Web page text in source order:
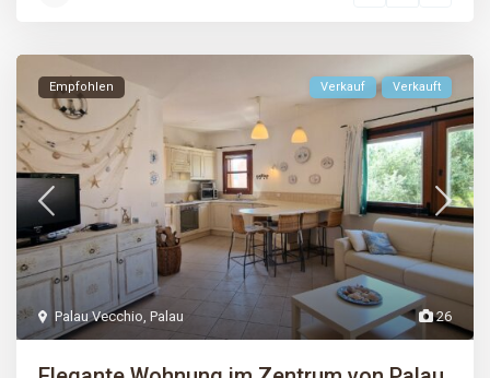
26
Palau Vecchio ,Palau
Empfohlen Verkauf Verkauft